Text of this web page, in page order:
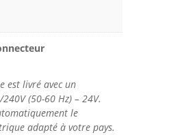
est livré avec un
(50-60 Hz) – 24V.
le
adapté à votre pays.